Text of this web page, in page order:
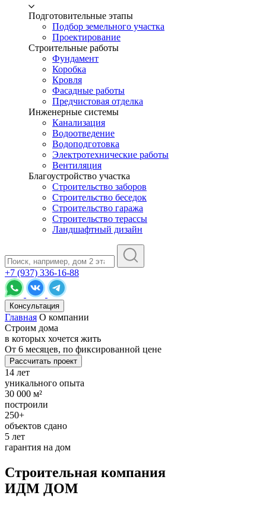
Подготовительные этапы
Подбор земельного участка
Проектирование
Строительные работы
Фундамент
Коробка
Кровля
Фасадные работы
Предчистовая отделка
Инженерные системы
Канализация
Водоотведение
Водоподготовка
Электротехнические работы
Вентиляция
Благоустройство участка
Строительство заборов
Строительство беседок
Строительство гаража
Строительство терассы
Ландшафтный дизайн
+7 (937) 336-16-88
Консультация
Главная О компании
Строим дома
в которых хочется жить
От 6 месяцев, по фиксированной цене
Рассчитать проект
14 лет
уникального опыта
30 000 м²
построили
250+
объектов сдано
5 лет
гарантия на дом
Строительная компания
ИДМ ДОМ